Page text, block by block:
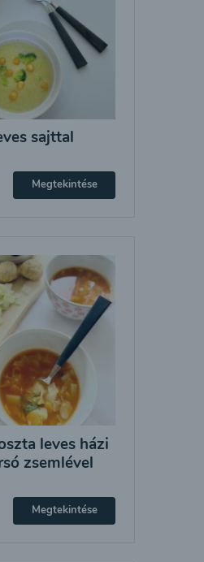
sajttal
Megtekintése
leves házi
zsemlével
Megtekintése